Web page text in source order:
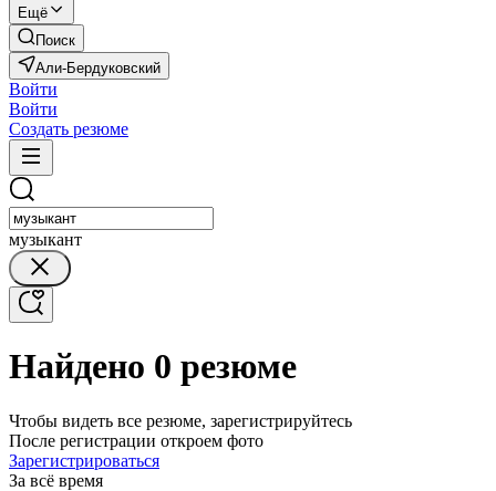
Ещё
Поиск
Али-Бердуковский
Войти
Войти
Создать резюме
музыкант
Найдено 0 резюме
Чтобы видеть все резюме, зарегистрируйтесь
После регистрации откроем фото
Зарегистрироваться
За всё время